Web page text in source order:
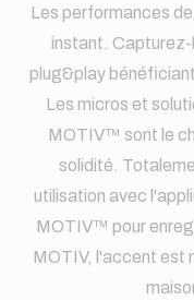
Les performances
instant. Capturez-
plug&play
Les micros et
MOTIV™ sont le
solidité.
utilisation avec
MOTIV™ pour
MOTIV, l'accent est